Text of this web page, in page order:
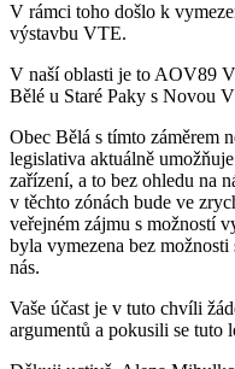
V rámci toho došlo k
výstavbu VTE.
V naší oblasti je to AOV89
Bělé u Staré Paky s Novou
Obec Bělá s tímto záměrem
legislativa aktuálně
zařízení, a to bez ohledu na
v těchto zónách bude ve
veřejném zájmu s možností
byla vymezena bez
nás.
Vaše účast je v tuto chvíli
argumentů a pokusili se tuto